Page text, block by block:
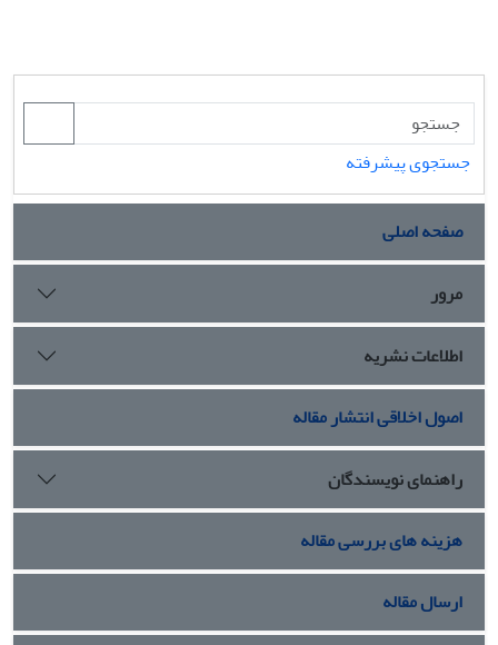
جستجوی پیشرفته
صفحه اصلی
مرور
اطلاعات نشریه
اصول اخلاقی انتشار مقاله
راهنمای نویسندگان
هزینه های بررسی مقاله
ارسال مقاله